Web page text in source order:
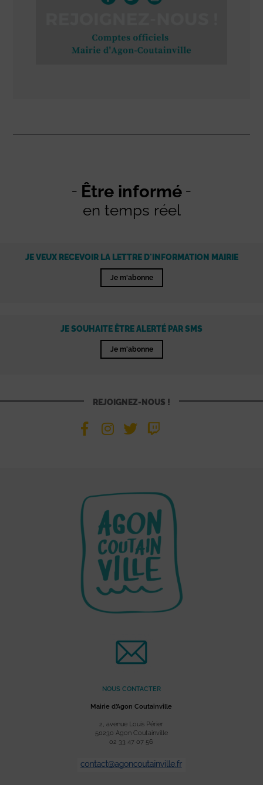
Être informé
en temps réel
JE VEUX RECEVOIR LA LETTRE D'INFORMATION MAIRIE
Je m'abonne
JE SOUHAITE ÊTRE ALERTÉ PAR SMS
Je m'abonne
REJOIGNEZ-NOUS !
NOUS CONTACTER
Mairie d’Agon Coutainville
2, avenue Louis Périer
50230 Agon Coutainville
02 33 47 07 56